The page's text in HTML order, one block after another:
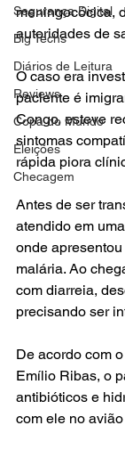
Segurança Digital
Big Techs
Diários de Leitura
Reviews
Copa do Mundo
Eleições
Checagem
meningocócica,
autoridades de
O caso era
paciente é
Congo, esteve
sintomas
rápida piora
Antes de ser
atendido em
onde
malária. Ao
com diarreia,
precisando ser
De acordo com
Emílio Ribas, o
antibióticos e
com ele no